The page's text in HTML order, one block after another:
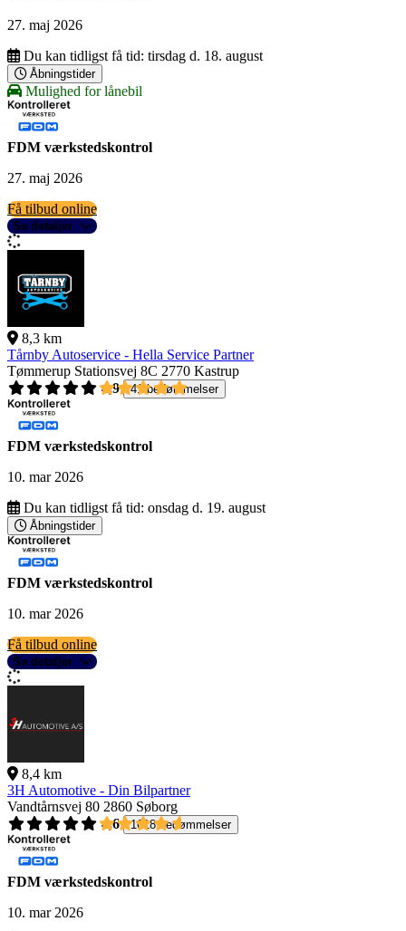
27. maj 2026
Du kan tidligst få tid: tirsdag d. 18. august
Åbningstider
Mulighed for lånebil
FDM værkstedskontrol
27. maj 2026
Få tilbud online
Se detaljer
8,3 km
Tårnby Autoservice - Hella Service Partner
Tømmerup Stationsvej 8C 2770 Kastrup
4,9
41 bedømmelser
FDM værkstedskontrol
10. mar 2026
Du kan tidligst få tid: onsdag d. 19. august
Åbningstider
FDM værkstedskontrol
10. mar 2026
Få tilbud online
Se detaljer
8,4 km
3H Automotive - Din Bilpartner
Vandtårnsvej 80 2860 Søborg
4,6
1618 bedømmelser
FDM værkstedskontrol
10. mar 2026